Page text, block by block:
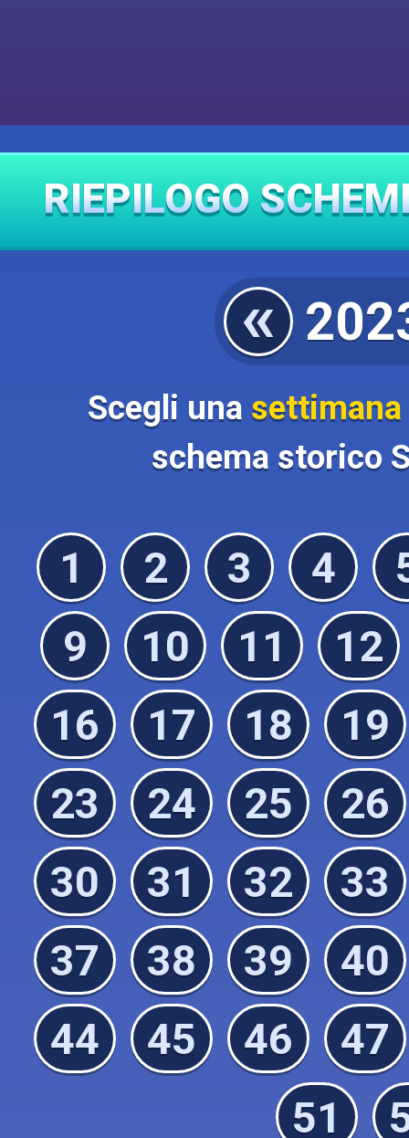
RIEPILOGO
«
Scegli una settimana
schema storico
1 2 3 4
9
10 11
12
16
17 18
19
23
24 25
26
30
31 32
33
37
38 39
40
44
45 46
47
51